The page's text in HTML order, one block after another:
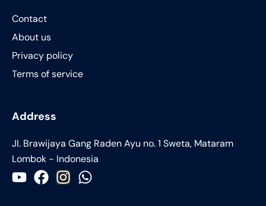
Contact
About us
Privacy policy
Terms of service
Address
JI. Brawijaya Gang Raden Ayu no. 1 Sweta, Mataram
Lombok - Indonesia